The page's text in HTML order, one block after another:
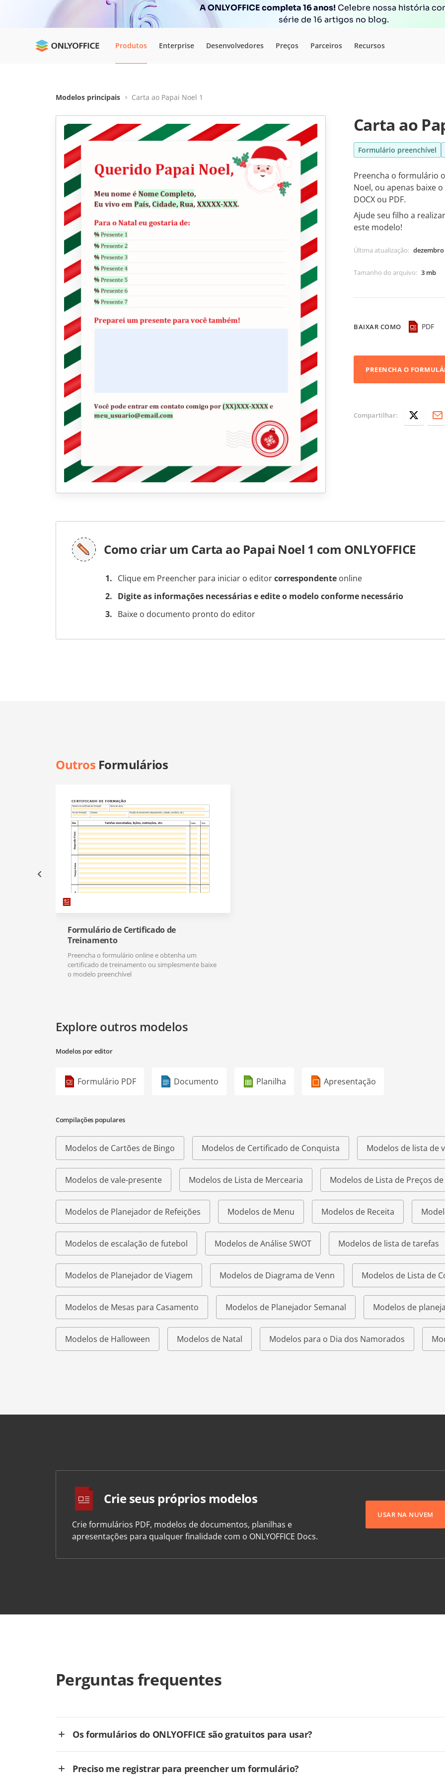
A ONLYOFFICE completa 16 anos! Celebre nossa história
série de 16 artigos no blog.
Produtos Enterprise Desenvolvedores Preços Parceiros Recursos
Modelos principais Carta ao Papai Noel 1
Carta ao
Formulário preenchível
Preencha o formulário
Noel, ou apenas baixe
DOCX ou PDF.
Ajude seu filho a
este modelo!
Última atualização: dezembro
Tamanho do arquivo: 3 mb
BAIXAR COMO PDF
PREENCHA O
Compartilhar:
Como criar um Carta ao Papai Noel 1 com ONLYOFFICE
Clique em Preencher para iniciar o editorcorrespondente online
Digite as informações necessárias e edite o modelo conforme necessário
Baixe o documento pronto do editor
Outros Formulários
Formulário de Certificado de
Treinamento
Preencha o formulário online e obtenha um
certificado de treinamento ou simplesmente baixe
o modelo preenchível
Explore outros modelos
Modelos por editor
Formulário PDF Documento Planilha Apresentação
Compilações populares
Modelos de Cartões de Bingo Modelos de Certificado de Conquista Modelos de lista de
Modelos de vale-presente Modelos de Lista de Mercearia Modelos de Lista de Preços
Modelos de Planejador de Refeições Modelos de Menu Modelos de Receita
Modelos de escalação de futebol Modelos de Análise SWOT Modelos de lista de tarefas
Modelos de Planejador de Viagem Modelos de Diagrama de Venn Modelos de Lista de
Modelos de Mesas para Casamento Modelos de Planejador Semanal Modelos de
Modelos de Halloween Modelos de Natal Modelos para o Dia dos Namorados
Crie seus próprios modelos
Crie formulários PDF, modelos de documentos, planilhas e
apresentações para qualquer finalidade com o ONLYOFFICE Docs.
USAR NA NUVEM
Perguntas frequentes
Os formulários do ONLYOFFICE são gratuitos para usar?
Preciso me registrar para preencher um formulário?